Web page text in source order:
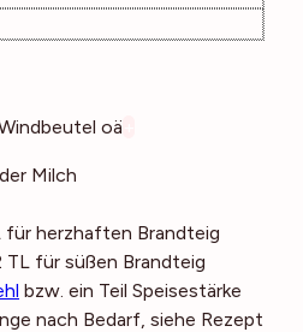
oä
Milch
für herzhaften Brandteig
TL für süßen Brandteig
bzw. ein Teil Speisestärke
nach Bedarf, siehe Rezept